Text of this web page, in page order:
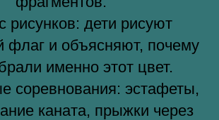
рисунков: дети рисуют
флаг и объясняют, почему
именно этот цвет.
соревнования: эстафеты,
каната, прыжки через